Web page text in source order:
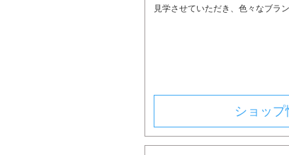
見学させていただき、色々なブラ
ショッ